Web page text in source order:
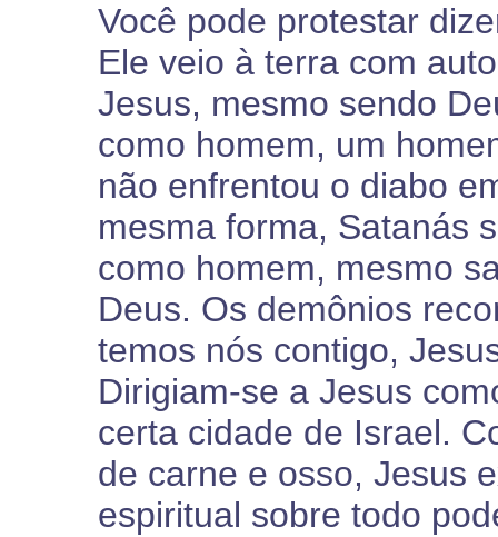
Você pode protestar
Ele veio à terra com
Jesus, mesmo sendo
como homem, um
não enfrentou o diabo
mesma forma, Satanás
como homem, mesmo
Deus. Os demônios
temos nós contigo,
Dirigiam-se a Jesus
certa cidade de Israel.
de carne e osso, Jesus
espiritual sobre todo